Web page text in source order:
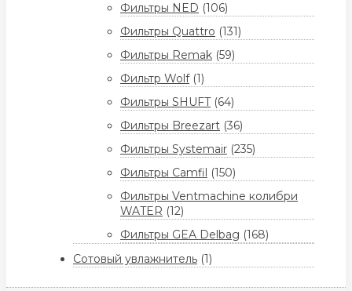
Фильтры NED (106)
Фильтры Quattro (131)
Фильтры Remak (59)
Фильтр Wolf (1)
Фильтры SHUFT (64)
Фильтры Breezart (36)
Фильтры Systemair (235)
Фильтры Camfil (150)
Фильтры Ventmachine колибри
WATER (12)
Фильтры GEA Delbag (168)
Сотовый увлажнитель (1)